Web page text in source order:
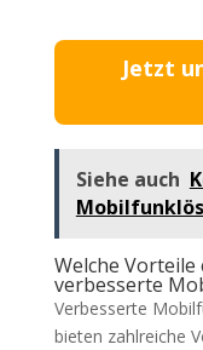
Jetzt
Siehe auch
Welche
verbesserte
Verbesserte
bieten zahlreiche